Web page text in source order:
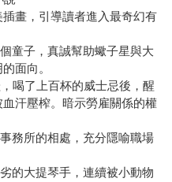
畫，引導讀者進入最奇幻有
童子，真誠幫助蠍子星與大
面向。
喝了上百杯的威士忌後，醒
汗壓榨。暗示勞雇關係的權
務所的相處，充分隱喻職場
的大提琴手，連續被小動物